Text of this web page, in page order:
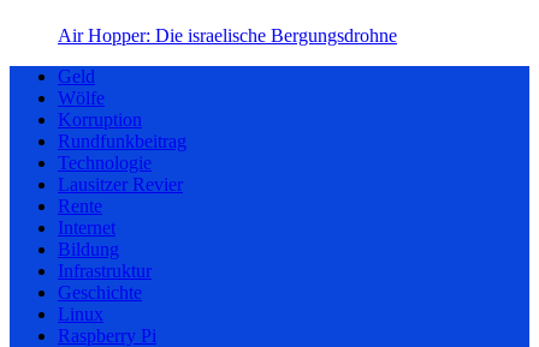
Air Hopper: Die israelische Bergungsdrohne
Geld
Wölfe
Korruption
Rundfunkbeitrag
Technologie
Lausitzer Revier
Rente
Internet
Bildung
Infrastruktur
Geschichte
Linux
Raspberry Pi